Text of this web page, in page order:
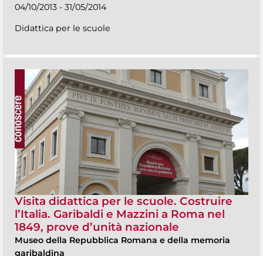
04/10/2013 - 31/05/2014
Didattica per le scuole
Visita didattica per le scuole. Costruire
l’Italia. Garibaldi e Mazzini a Roma nel
1849, prove d’unità nazionale
Museo della Repubblica Romana e della memoria
garibaldina